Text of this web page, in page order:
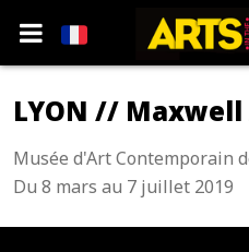
LYON //
Musée d'Art Contemporain
Du 8 mars au 7 juillet 2019